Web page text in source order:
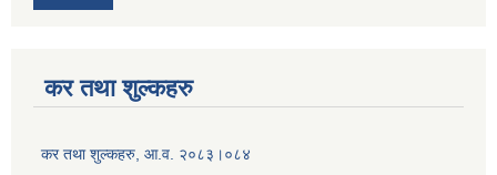
कर तथा शुल्कहरु
कर तथा शुल्कहरु, आ.व. २०८३।०८४